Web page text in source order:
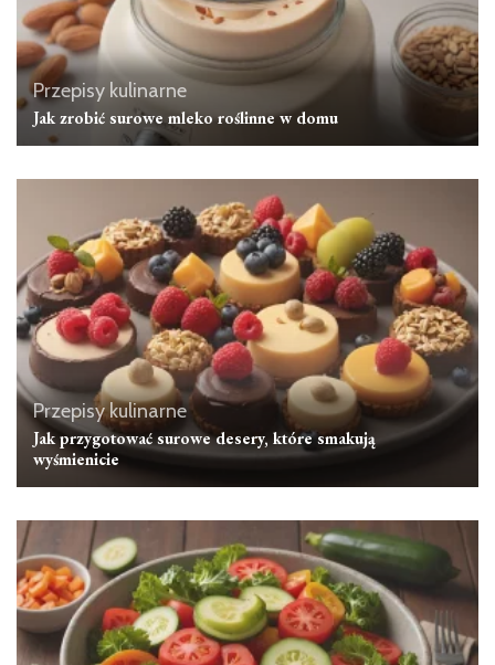
Przepisy kulinarne
Jak zrobić surowe mleko roślinne w domu
Przepisy kulinarne
Jak przygotować surowe desery, które smakują
wyśmienicie